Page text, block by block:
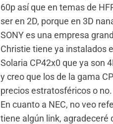
60p así que en temas de
ser en 2D, porque en 3D
SONY es una empresa
Christie tiene ya instalados
Solaria CP42x0 que ya son
y creo que los de la gama
precios estratosféricos o no.
En cuanto a NEC, no veo
tiene algún link, agradeceré